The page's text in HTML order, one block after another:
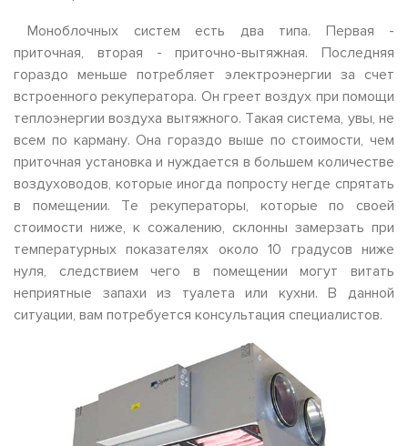
Моноблочных систем есть два типа. Первая -
приточная, вторая - приточно-вытяжная. Последняя
гораздо меньше потребляет электроэнергии за счет
встроенного рекуператора. Он греет воздух при помощи
теплоэнергии воздуха вытяжного. Такая система, увы, не
всем по карману. Она гораздо выше по стоимости, чем
приточная установка и нуждается в большем количестве
воздуховодов, которые иногда попросту негде спрятать
в помещении. Те рекуператоры, которые по своей
стоимости ниже, к сожалению, склонны замерзать при
температурных показателях около 10 градусов ниже
нуля, следствием чего в помещении могут витать
неприятные запахи из туалета или кухни. В данной
ситуации, вам потребуется консультация специалистов.